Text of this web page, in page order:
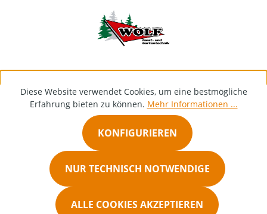
Diese Website verwendet Cookies, um eine bestmögliche
Erfahrung bieten zu können. Mehr Informationen ...
NUR TECHNISCH NOTWENDIGE
KONFIGURIEREN
ALLE COOKIES AKZEPTIEREN